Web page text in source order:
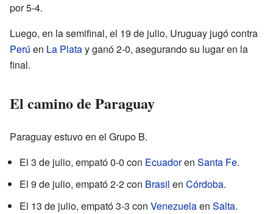
por 5-4.
Luego, en la semifinal, el 19 de julio, Uruguay jugó contra
Perú en La Platay ganó 2-0, asegurando su lugar en la
final.
El camino de Paraguay
Paraguay estuvo en el Grupo B.
El 3 de julio, empató 0-0 con Ecuadoren Santa Fe.
El 9 de julio, empató 2-2 con Brasil en Córdoba.
El 13 de julio, empató 3-3 con Venezuelaen Salta.